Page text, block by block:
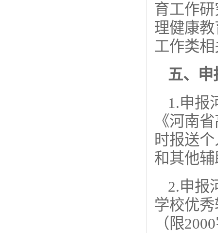
育工作
理健康
工作类
五、申
1.申报
《河南
时报送
和其他
2.申报
学校优
（限